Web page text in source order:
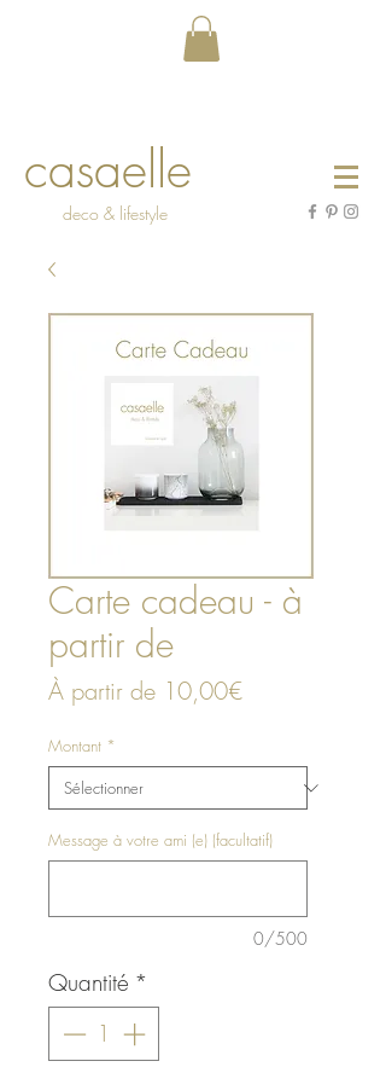
casaelle
deco & lifestyle
Carte cadeau - à
partir de
À partir de 10,00€Prix
Montant *
Message à votre ami (e) (facultatif)
0/500
Quantité *